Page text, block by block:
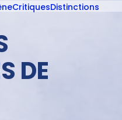
CritiquesDistinctions
DE